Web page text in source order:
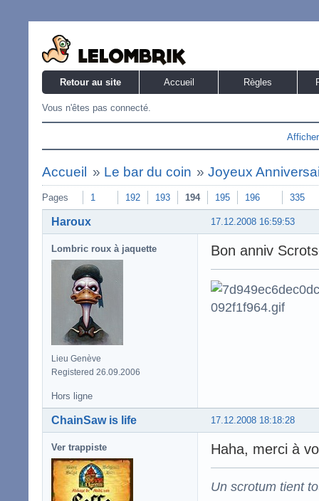
Retour au site Accueil Règles
Vous n'êtes pas connecté.
Accueil » Le bar du coin »Joyeux
Pages 1 192 193 194 195 196 335
17.12.2008 16:59:53
Haroux
Lombric roux à jaquette
Lieu Genève
Registered 26.09.2006
Bon anniv
Hors ligne
17.12.2008 18:18:28
ChainSaw is life
Ver trappiste Haha, merci à
Un scrotum tient